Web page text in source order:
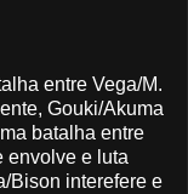
entre Vega/M.
Gouki/Akuma
batalha entre
envolve e luta
Bison interefere e